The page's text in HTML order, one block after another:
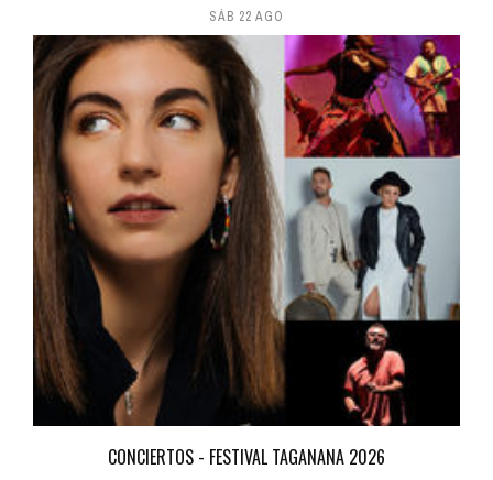
SÁB 22 AGO
CONCIERTOS - FESTIVAL TAGANANA 2026